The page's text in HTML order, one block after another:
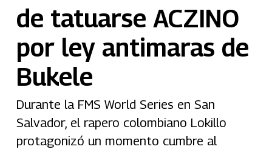
de tatuarse ACZINO
por ley antimaras de
Bukele
Durante la FMS World Series en San
Salvador, el rapero colombiano Lokillo
protagonizó un momento cumbre al